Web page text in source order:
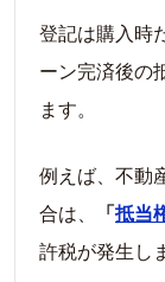
登記は購入時
ーン完済後の
ます。
例えば、不動
合は、
「抵当
許税が発生し